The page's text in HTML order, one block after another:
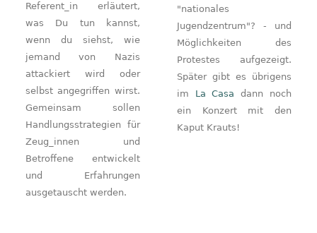
Referent_in erläutert,
was Du tun kannst,
wenn du siehst, wie
jemand von Nazis
attackiert wird oder
selbst angegriffen wirst.
Gemeinsam sollen
Handlungsstrategien für
Zeug_innen und
Betroffene entwickelt
und Erfahrungen
ausgetauscht werden.
"nationales
Jugendzentrum"? - und
Möglichkeiten des
Protestes aufgezeigt.
Später gibt es übrigens
im La Casa dann noch
ein Konzert mit den
Kaput Krauts!